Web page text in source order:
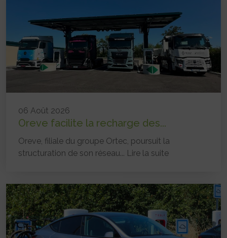
06 Août 2026
Oreve facilite la recharge des...
Oreve, filiale du groupe Ortec, poursuit la
structuration de son réseau... Lire la suite